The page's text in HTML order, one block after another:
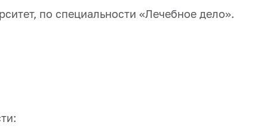
по специальности «Лечебное дело».